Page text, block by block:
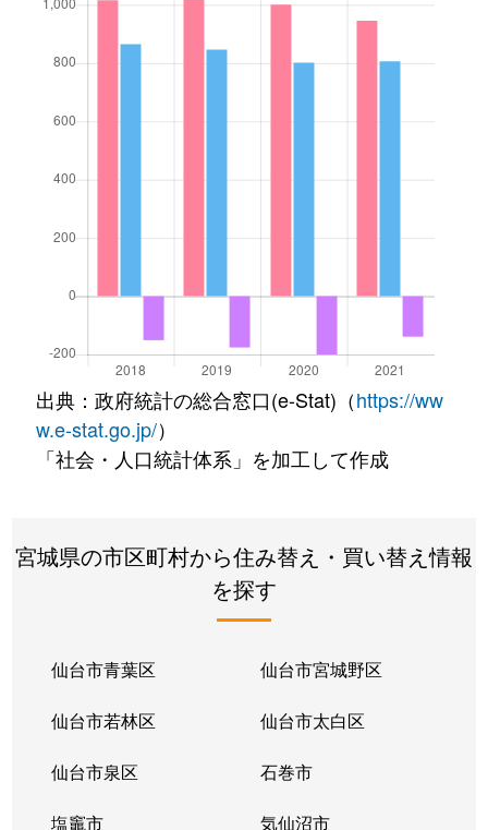
出典：政府統計の総合窓口(e-Stat)（https://ww
w.e-stat.go.jp/）
「社会・人口統計体系」を加工して作成
宮城県の市区町村から住み替え・買い替え情報
を探す
仙台市青葉区 仙台市宮城野区
仙台市若林区 仙台市太白区
仙台市泉区 石巻市
塩竈市 気仙沼市